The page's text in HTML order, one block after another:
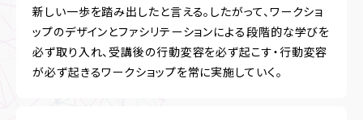
新しい一歩を踏み出したと言える。したがって、ワークショ
ップのデザインとファシリテーションによる段階的な学びを
必ず取り入れ、受講後の行動変容を必ず起こす・行動変容
が必ず起きるワークショップを常に実施していく。